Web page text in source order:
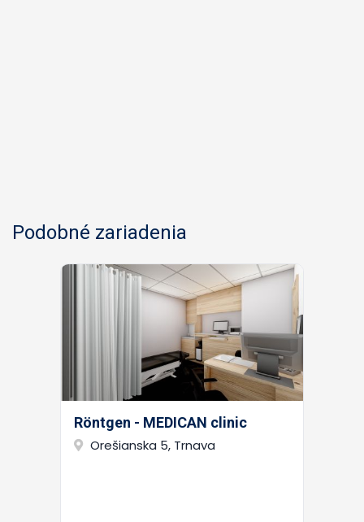
Podobné zariadenia
Röntgen - MEDICAN clinic
Orešianska 5, Trnava